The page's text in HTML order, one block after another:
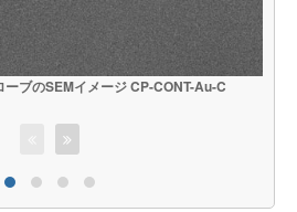
ブのSEMイメージ CP-CONT-Au-C